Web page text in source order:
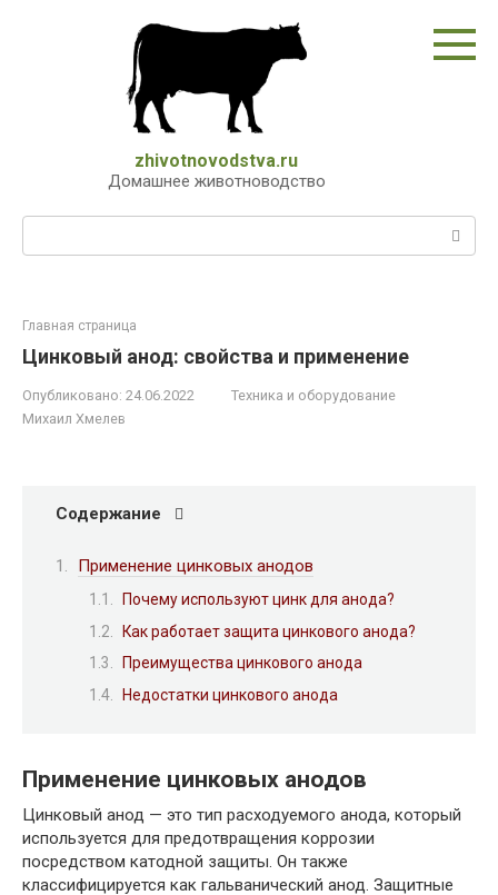
zhivotnovodstva.ru
Домашнее животноводство
Поиск:
Главная страница
Цинковый анод: свойства и применение
Опубликовано: 24.06.2022
Техника и оборудование
Михаил Хмелев
Содержание
Применение цинковых анодов
Почему используют цинк для анода?
Как работает защита цинкового анода?
Преимущества цинкового анода
Недостатки цинкового анода
Применение цинковых анодов
Цинковый анод — это тип расходуемого анода, который
используется для предотвращения коррозии
посредством катодной защиты. Он также
классифицируется как гальванический анод. Защитные